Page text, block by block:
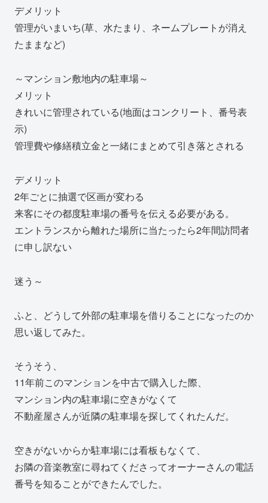
デメリット
管理がいまいち(草、水たまり、ネームプレートが消え
たままなど)
～マンション敷地内の駐車場～
メリット
きれいに管理されている(地面はコンクリート、番号表
示)
管理費や修繕積立金と一緒にまとめて引き落とされる
デメリット
2年ごとに抽選で区画が変わる
来客にその都度駐車場の番号を伝える必要がある。
エントランスから離れた場所に当たったら2年間訪問者
に申し訳ない
迷う～
ふと、どうして外部の駐車場を借りることになったのか
思い返してみた。
そうそう、
11年前このマンションを中古で購入した際、
マンション内の駐車場に空きがなくて
不動産屋さんが近隣の駐車場を探してくれたんだ。
空きがないからか駐車場には看板もなくて、
お隣の音楽教室に尋ねてくださってオーナーさんの電話
番号を知ることができたんでした。